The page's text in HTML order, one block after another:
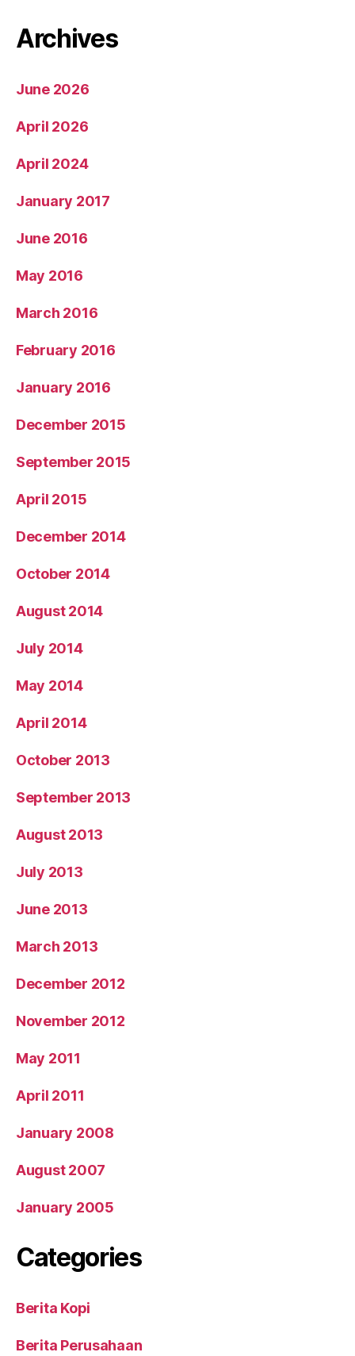
Archives
June 2026
April 2026
April 2024
January 2017
June 2016
May 2016
March 2016
February 2016
January 2016
December 2015
September 2015
April 2015
December 2014
October 2014
August 2014
July 2014
May 2014
April 2014
October 2013
September 2013
August 2013
July 2013
June 2013
March 2013
December 2012
November 2012
May 2011
April 2011
January 2008
August 2007
January 2005
Categories
Berita Kopi
Berita Perusahaan